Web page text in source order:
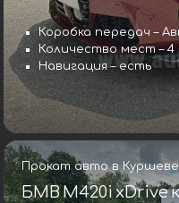
Коробка передач –
Количество мест – 4
Навигация – есть
Прокат авто в
БМВ M420i xDrive